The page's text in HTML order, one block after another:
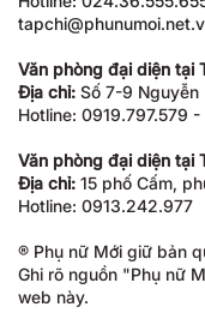
Văn phòng đại diện tại
Địa chỉ: Số 7-9 Nguyễn
Hotline: 0919.797.579
Văn phòng đại diện tại
Địa chỉ: 15 phố Cấm,
Hotline: 0913.242.977
® Phụ nữ Mới giữ bản
Ghi rõ nguồn "Phụ nữ
web này.